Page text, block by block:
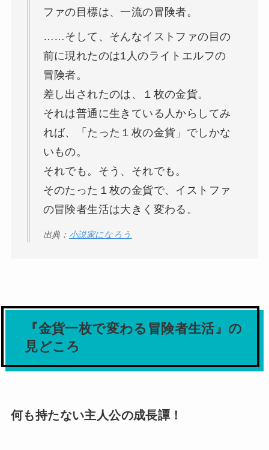
ファの目標は、一流の冒険者。
……そして、そんなイストファの目の
前に現れたのは1人のライトエルフの
冒険者。
差し出されたのは、１枚の金貨。
それは普通に生きている人からしてみ
れば、「たった１枚の金貨」でしかな
いもの。
それでも。そう、それでも。
そのたった１枚の金貨で、イストファ
の冒険者生活は大きく変わる。
出典： 小説家になろう
『金貨一枚で変わる冒険者生活』の
見どころ
何も持たない主人公の成長譚！